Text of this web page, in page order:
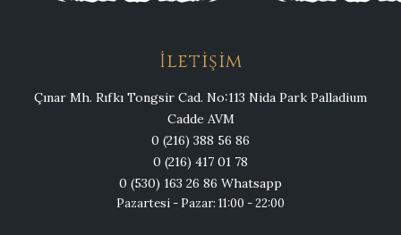
İletişim
Çınar Mh. Rıfkı Tongsir Cad. No:113 Nida Park Palladium
Cadde AVM
0 (216) 388 56 86
0 (216) 417 01 78
0 (530) 163 26 86 Whatsapp
Pazartesi - Pazar: 11:00 - 22:00